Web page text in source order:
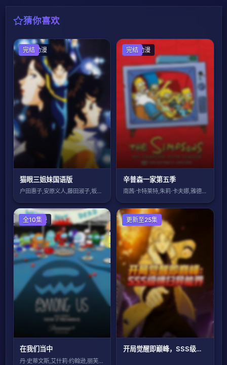
猜你喜欢
日本动漫
完结
猫眼三姐妹国语版
户田惠子,安原义人,藤田淑子,坂本千夏
欧美动漫
完结
辛普森一家第五季
南茜·卡特莱特,朱莉·卡夫娜,雅德丽·史
欧美动漫
全10集
在我们当中
丹·史蒂文斯,艾什莉·约翰逊,丽芙·休森
国产动漫
更新至25集
开局觉醒即巅峰，SSS级横扫异能界！